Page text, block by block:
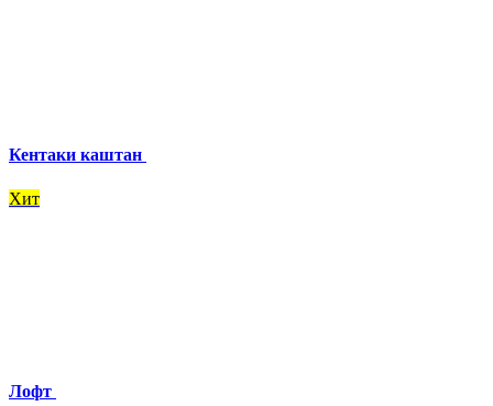
Кентаки каштан
Хит
Лофт